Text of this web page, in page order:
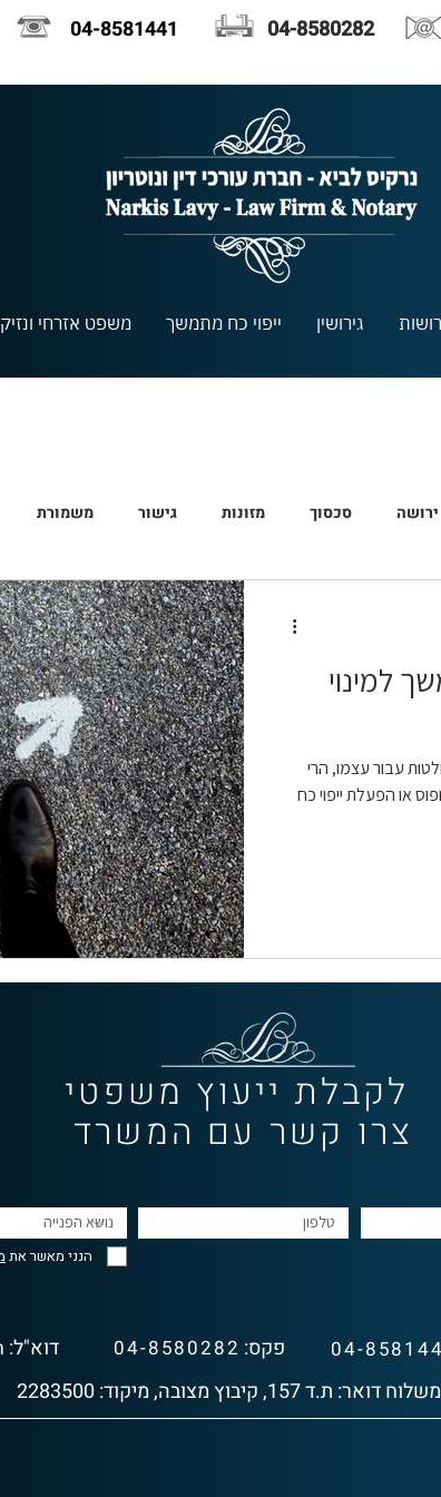
04-8581441 04-8580282
גירושין ייפוי כח מתמשך משפט אזרחי
ירושה סכסוך מזונות גישור משמורת
למינוי
עבור עצמו, הרי
או הפעלת ייפוי כח
לקבלת ייעוץ משפטי
צרו קשר עם המשרד
הנני מאשר את
דוא"ל: פקס: 04-8580282 04-
157, קיבוץ מצובה, מיקוד: 2283500